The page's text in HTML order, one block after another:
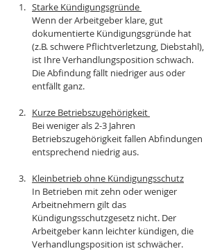
Starke Kündigungsgründe
Wenn der Arbeitgeber klare, gut
dokumentierte Kündigungsgründe hat
(z.B. schwere Pflichtverletzung, Diebstahl),
ist Ihre Verhandlungsposition schwach.
Die Abfindung fällt niedriger aus oder
entfällt ganz.
Kurze Betriebszugehörigkeit
Bei weniger als 2-3 Jahren
Betriebszugehörigkeit fallen Abfindungen
entsprechend niedrig aus.
Kleinbetrieb ohne Kündigungsschutz
In Betrieben mit zehn oder weniger
Arbeitnehmern gilt das
Kündigungsschutzgesetz nicht. Der
Arbeitgeber kann leichter kündigen, die
Verhandlungsposition ist schwächer.